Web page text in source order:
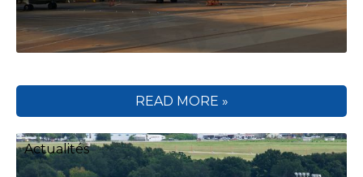
READ MORE »
Actualités